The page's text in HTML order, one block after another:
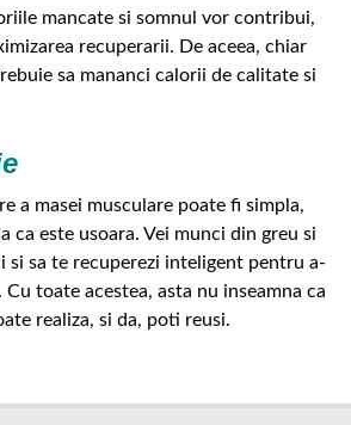
mancate si somnul vor contribui,
recuperarii. De aceea, chiar
sa mananci calorii de calitate si
a masei musculare poate fi simpla,
ca este usoara. Vei munci din greu si
si sa te recuperezi inteligent pentru a-
toate acestea, asta nu inseamna ca
realiza, si da, poti reusi.